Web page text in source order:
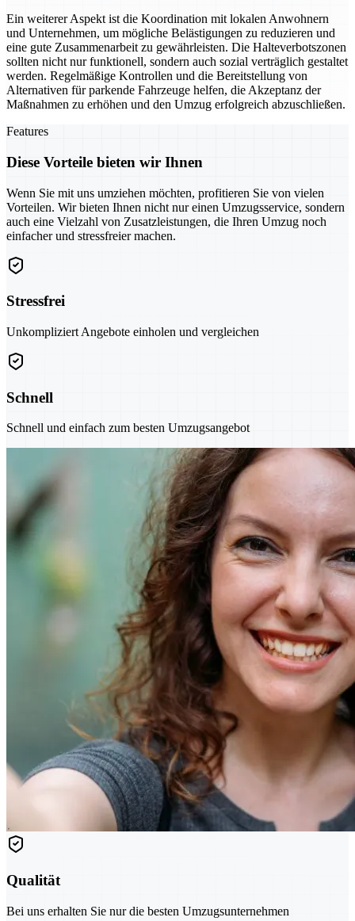
Ein weiterer Aspekt ist die Koordination mit lokalen Anwohnern
und Unternehmen, um mögliche Belästigungen zu reduzieren und
eine gute Zusammenarbeit zu gewährleisten. Die Halteverbotszonen
sollten nicht nur funktionell, sondern auch sozial verträglich gestaltet
werden. Regelmäßige Kontrollen und die Bereitstellung von
Alternativen für parkende Fahrzeuge helfen, die Akzeptanz der
Maßnahmen zu erhöhen und den Umzug erfolgreich abzuschließen.
Features
Diese Vorteile bieten wir Ihnen
Wenn Sie mit uns umziehen möchten, profitieren Sie von vielen
Vorteilen. Wir bieten Ihnen nicht nur einen Umzugsservice, sondern
auch eine Vielzahl von Zusatzleistungen, die Ihren Umzug noch
einfacher und stressfreier machen.
Stressfrei
Unkompliziert Angebote einholen und vergleichen
Schnell
Schnell und einfach zum besten Umzugsangebot
Qualität
Bei uns erhalten Sie nur die besten Umzugsunternehmen